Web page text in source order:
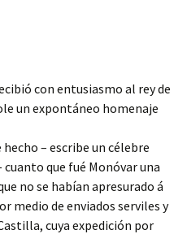
con entusiasmo al rey de
un expontáneo homenaje
– escribe un célebre
que fué Monóvar una
no se habían apresurado á
medio de enviados serviles y
cuya expedición por